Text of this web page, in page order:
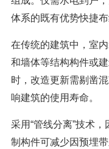
体系的既有优势快捷布
在传统的建筑中，室
和墙体等结构构件或
时，改造更新需剔凿
响建筑的使用寿命。
采用“管线分离”技术
制构件可减少因预埋